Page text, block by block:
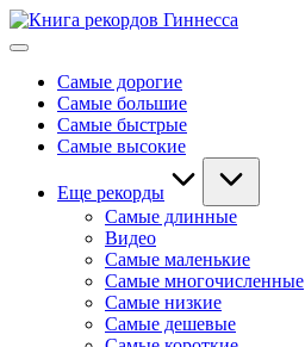
Перейти
к
Мировые
ГиннессаСамые дорогие
Самые большие
Самые быстрые
Самые высокие
Еще рекорды
Самые длинные
Видео
Самые маленькие
Самые многочисленные
Самые низкие
Самые дешевые